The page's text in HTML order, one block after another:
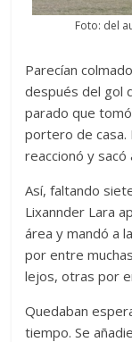
Foto: del
Parecían
después del gol
parado que
portero de casa.
reaccionó y sacó
Así, faltando
Lixannder Lara
área y mandó a
por entre
lejos, otras por
Quedaban
tiempo. Se